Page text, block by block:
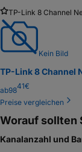
TP-Link 8 Channel
Kein Bild
TP-Link 8 Channel
ab9841€
Preise vergleichen
Worauf sollten
Kanalanzahl und